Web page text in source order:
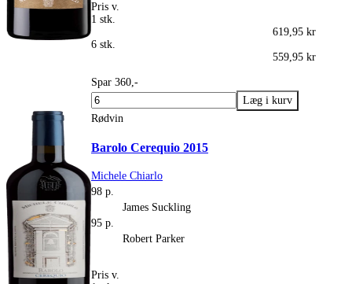
Pris v.
1 stk.
619,95 kr
6 stk.
559,95 kr
Spar 360,-
Rødvin
Barolo Cerequio 2015
Michele Chiarlo
98 p.
James Suckling
95 p.
Robert Parker
Pris v.